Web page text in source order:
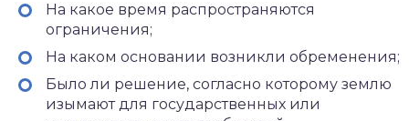
На какое время распространяются
ограничения;
На каком основании возникли обременения;
Было ли решение, согласно которому землю
изымают для государственных или